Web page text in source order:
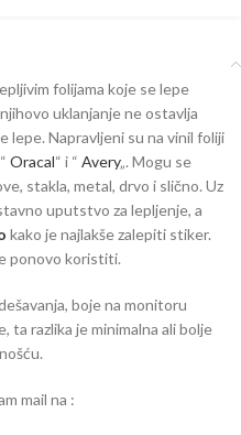
folijama koje se lepe
uklanjanje ne ostavlja
lepe. Napravljeni su na vinil foliji
Oracal“ i “ Avery„. Mogu se
stakla, metal, drvo i slično. Uz
uputstvo za lepljenje, a
kako je najlakše zalepiti stiker.
ponovo koristiti.
boje na monitoru
ta razlika je minimalna ali bolje
mail na :